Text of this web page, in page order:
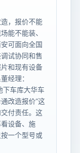
，报价不能
能不能装、
可面向全国
试协同和售
和现有设备
经理：
下车库大华车
改造报价”这
付责任。这
设备、施
一个型号或